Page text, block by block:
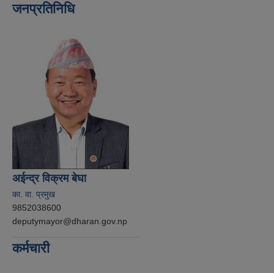
जनप्रतिनिधि
अईन्द्र विक्रम बेघा
का. वा. प्रमुख
9852038600
deputymayor@dharan.gov.np
कर्मचारी